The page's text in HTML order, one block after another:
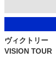
ヴィクトリー
VISION TOUR